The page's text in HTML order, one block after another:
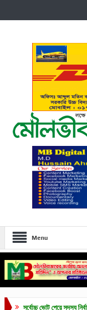
Menu
সর্বোচ্চ ভোট পেয়ে সদস্য নির্বাচিত